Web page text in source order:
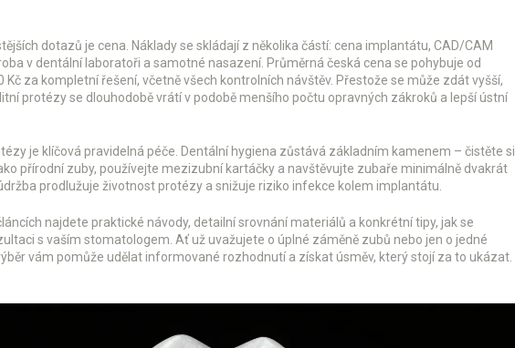
dotazů je cena. Náklady se skládají z několika částí: cena implantátu, CAD/CAM
v dentální laboratoři a samotné nasazení. Průměrná česká cena se pohybuje od
Kč za kompletní řešení, včetně všech kontrolních návštěv. Přestože se může zdát vyšší,
protézy se dlouhodobě vrátí v podobě menšího počtu opravných zákroků a lepší ústní
je klíčová pravidelná péče. Dentální hygiena zůstává základním kamenem – čistěte si
přírodní zuby, používejte mezizubní kartáčky a navštěvujte zubaře minimálně dvakrát
prodlužuje životnost protézy a snižuje riziko infekce kolem implantátu.
najdete praktické návody, detailní srovnání materiálů a konkrétní tipy, jak se
s vaším stomatologem. Ať už uvažujete o úplné záměně zubů nebo jen o jedné
vám pomůže udělat informované rozhodnutí a získat úsměv, který stojí za to ukázat.